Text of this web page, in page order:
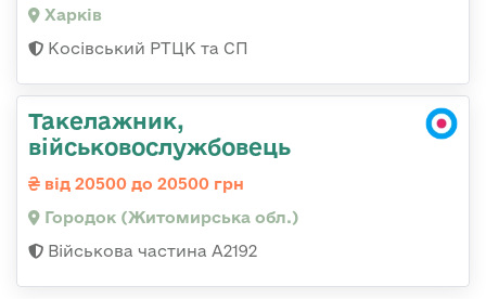
Харків
Косівський РТЦК та СП
Такелажник,
військовослужбовець
від 20500 до 20500 грн
Городок (Житомирська обл.)
Військова частина А2192